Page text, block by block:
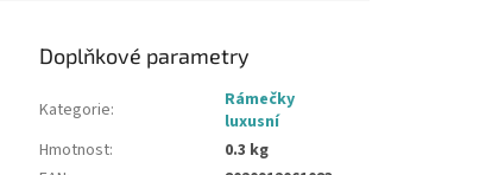
Doplňkové parametry
Kategorie:
Rámečky
luxusní
Hmotnost:
0.3 kg